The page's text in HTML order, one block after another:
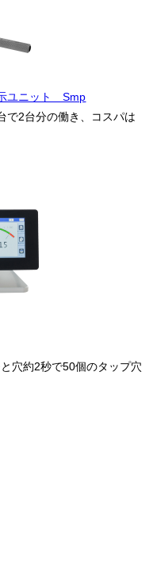
ユニット Smp
で2台分の働き、コスパは
穴約2秒で50個のタップ穴